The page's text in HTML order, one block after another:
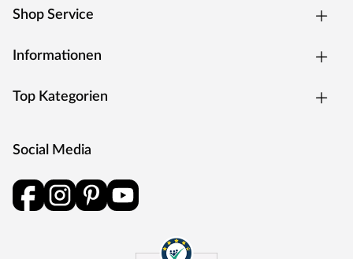
Shop Service
Informationen
Top Kategorien
Social Media